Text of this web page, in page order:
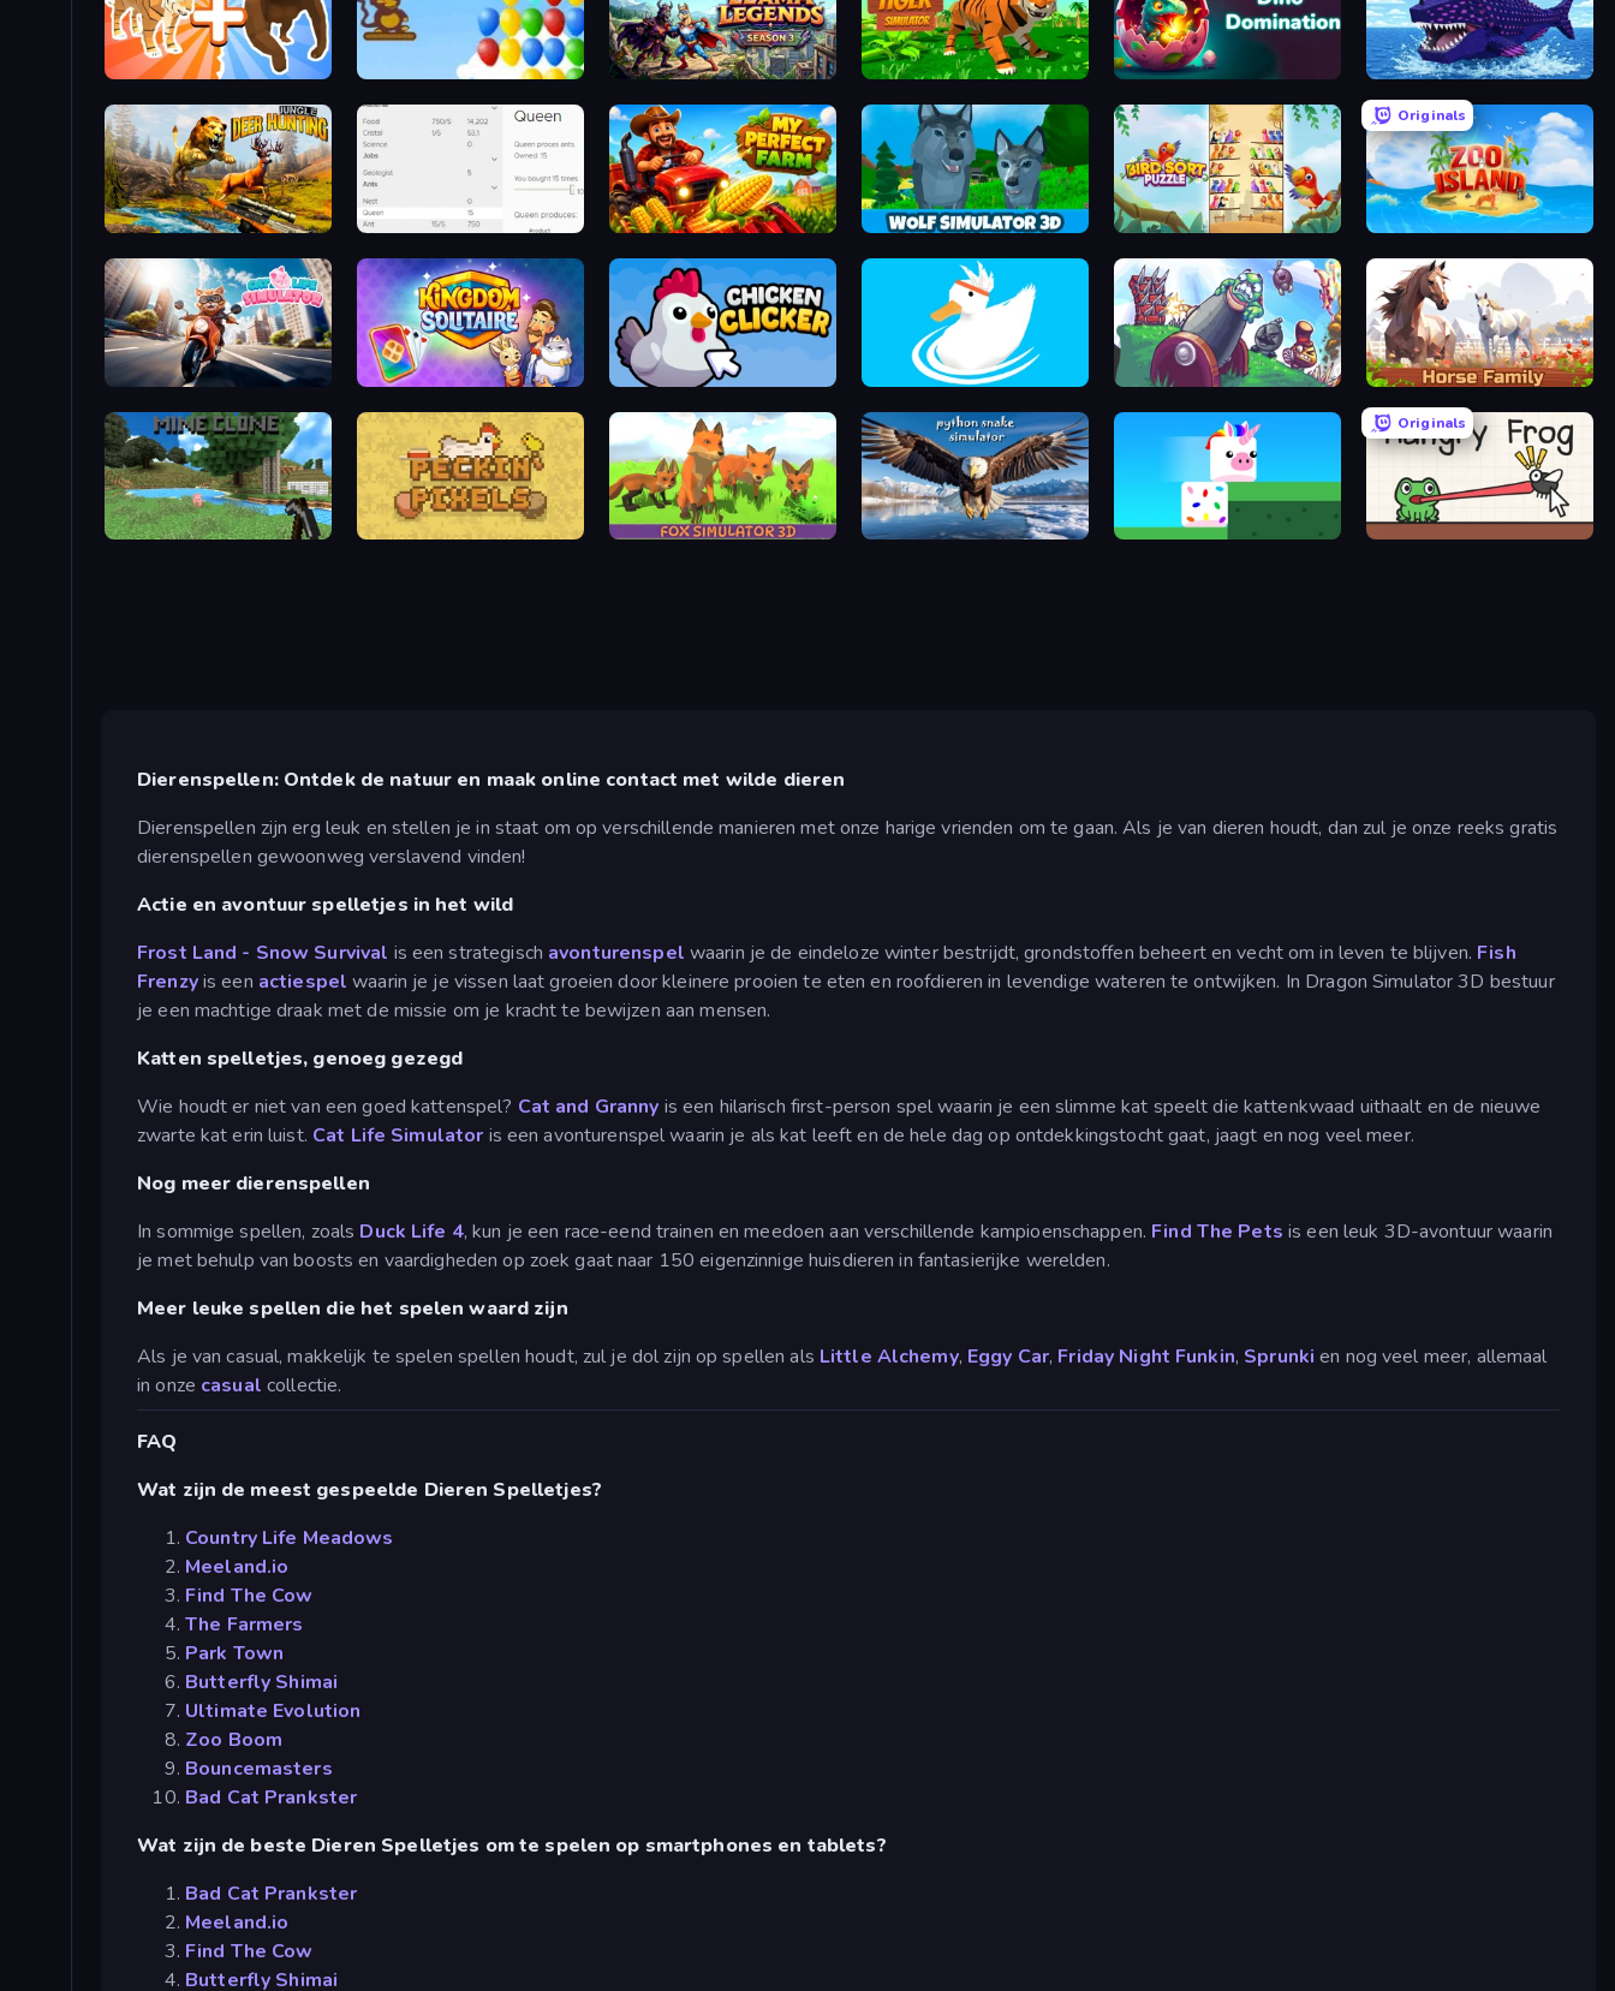
Animal DNA Run Llama Legends Tiger Simulator 3D Dino Domination Obby Fish Challenge: Ride
Jungle Deer Hunting Idle Ants My Perfect Farm Wolf Simulator: Wild Animals 3D Bird Sort Puzzle
Originals
Zoo Island
Cat Life Simulator Kingdom Solitaire Chicken Clicker Ducklings Toss the Turtle Horse Simulator 3D
Mine Clone Peckin' Pixels Fox Simulator 3D Python Snake Simulator Stacky Bird
Originals
Dierenspellen: Ontdek de natuur en maak online contact met wilde dieren
Dierenspellen zijn erg leuk en stellen je in staat om op verschillende manieren met onze harige vrienden om te gaan. Als je van dieren houdt, dan zul je onze reeks gratis
dierenspellen gewoonweg verslavend vinden!
Actie en avontuur spelletjes in het wild
Frost Land - Snow Survival is een strategisch avonturenspel waarin je de eindeloze winter bestrijdt, grondstoffen beheert en vecht om in leven te blijven. Fish
Frenzyis een actiespel waarin je je vissen laat groeien door kleinere prooien te eten en roofdieren in levendige wateren te ontwijken. In Dragon Simulator 3D bestuur
je een machtige draak met de missie om je kracht te bewijzen aan mensen.
Katten spelletjes, genoeg gezegd
Wie houdt er niet van een goed kattenspel? Cat and Granny is een hilarisch first-person spel waarin je een slimme kat speelt die kattenkwaad uithaalt en de nieuwe
zwarte kat erin luist. Cat Life Simulator is een avonturenspel waarin je als kat leeft en de hele dag op ontdekkingstocht gaat, jaagt en nog veel meer.
Nog meer dierenspellen
In sommige spellen, zoals Duck Life 4, kun je een race-eend trainen en meedoen aan verschillende kampioenschappen. Find The Pets is een leuk 3D-avontuur waarin
je met behulp van boosts en vaardigheden op zoek gaat naar 150 eigenzinnige huisdieren in fantasierijke werelden.
Meer leuke spellen die het spelen waard zijn
Als je van casual, makkelijk te spelen spellen houdt, zul je dol zijn op spellen als Little Alchemy, Eggy Car, Friday Night Funkin, Sprunki en nog veel meer, allemaal
in onze casual collectie.
FAQ
Wat zijn de meest gespeelde Dieren Spelletjes?
Country Life Meadows
Meeland.io
Find The Cow
The Farmers
Park Town
Butterfly Shimai
Ultimate Evolution
Zoo Boom
Bouncemasters
Bad Cat Prankster
Wat zijn de beste Dieren Spelletjes om te spelen op smartphones en tablets?
Bad Cat Prankster
Meeland.io
Find The Cow
Butterfly Shimai